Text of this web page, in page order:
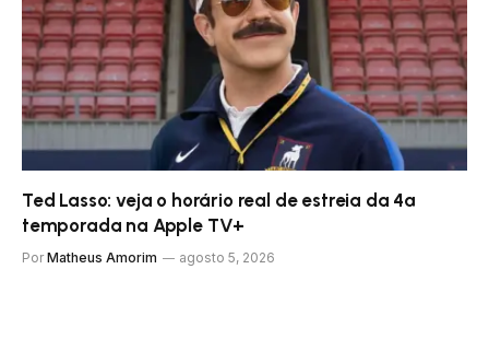
Ted Lasso: veja o horário real de estreia da 4ª
temporada na Apple TV+
Por Matheus Amorim agosto 5, 2026